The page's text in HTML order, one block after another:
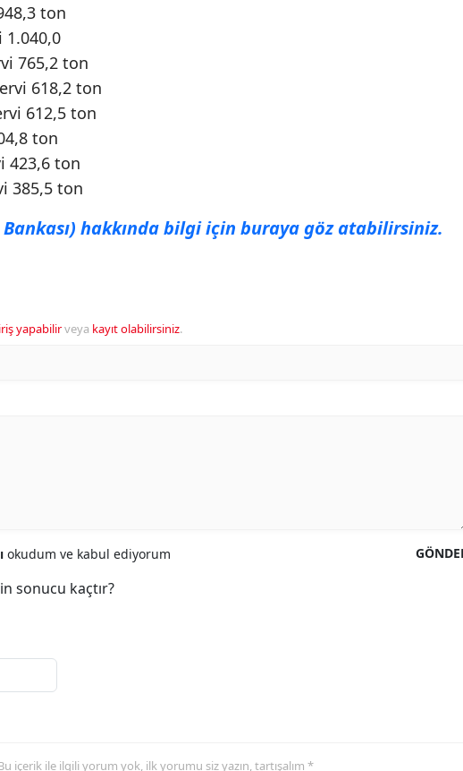
ton
1.040,0
765,2 ton
618,2 ton
612,5 ton
ton
423,6 ton
385,5 ton
Bankası) hakkında bilgi için buraya göz atabilirsiniz.
yapabilirveya kayıt olabilirsiniz.
okudum ve kabul ediyorum
sonucu kaçtır?
içerik ile ilgili yorum yok, ilk yorumu siz yazın, tartışalım *